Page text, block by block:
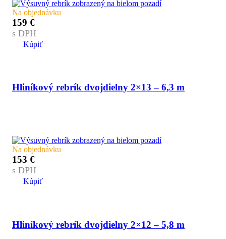
Na objednávku
159 €
s DPH
Kúpiť
Hliníkový rebrík dvojdielny 2×13 – 6,3 m
Na objednávku
153 €
s DPH
Kúpiť
Hliníkový rebrík dvojdielny 2×12 – 5,8 m